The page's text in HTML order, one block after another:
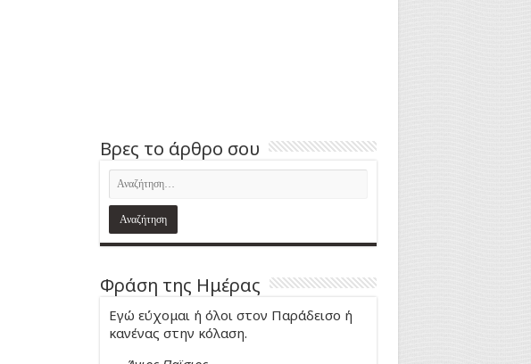
Βρες το άρθρο σου
Φράση της Ημέρας
Εγώ εύχομαι ή όλοι στον Παράδεισο ή
κανένας στην κόλαση.